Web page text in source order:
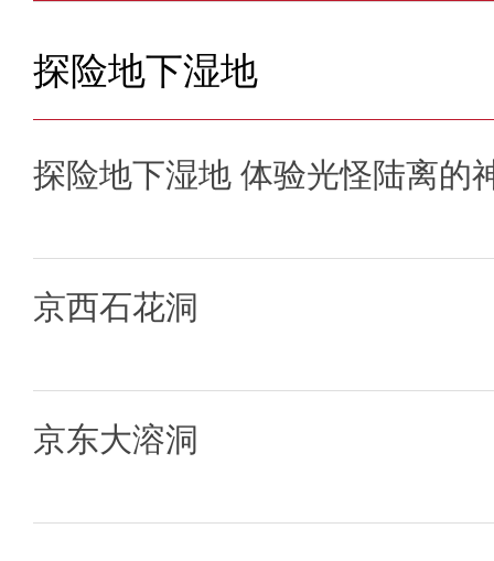
探险地下湿地
探险地下湿地 体验光怪陆离的
京西石花洞
京东大溶洞